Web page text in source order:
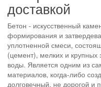
доставкой
Бетон - искусственный
формирования и
уплотненной смеси,
(цемент), мелких и
воды. Является одним из
материалов, когда-либо
долговечный, не дорогой и